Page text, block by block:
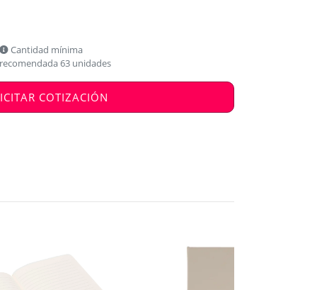
Cantidad mínima
recomendada 63 unidades
COTIZACIÓN